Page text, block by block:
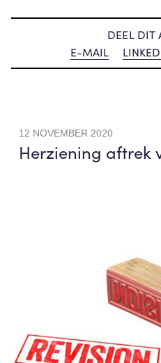
DEEL DIT
E-MAIL
12 NOVEMBER 2020
Herziening aftrek